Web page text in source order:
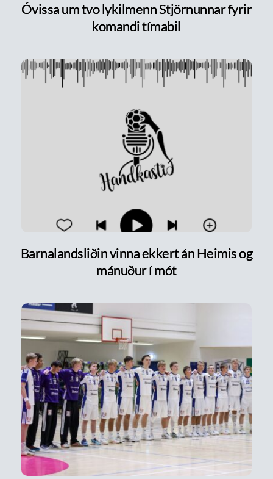
Óvissa um tvo lykilmenn Stjörnunnar fyrir
komandi tímabil
Barnalandsliðin vinna ekkert án Heimis og
mánuður í mót